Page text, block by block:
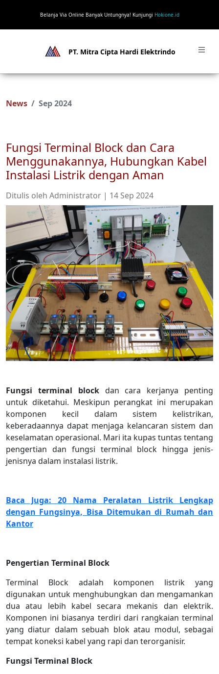
Belanja Via Online Banyak Untungnya! Kunjungi Hokione.id
PT. Mitra Cipta Hardi Elektrindo
News Sep 2024
Fungsi Terminal Block dan Cara
Menggunakannya, Hubungkan Kabel
Instalasi Listrik dengan Aman
Ditulis oleh Administrator | 14 Sep 2024
Fungsi terminal blockdan cara kerjanya penting
untuk diketahui. Meskipun perangkat ini merupakan
komponen kecil dalam sistem kelistrikan,
keberadaannya dapat menjaga kelancaran sistem dan
keselamatan operasional. Mari ita kupas tuntas tentang
pengertian dan fungsi terminal block hingga jenis-
jenisnya dalam instalasi listrik.
Baca Juga: 20 Nama Peralatan Listrik Lengkap
dengan Fungsinya, Bisa Ditemukan di Rumah dan
Kantor
Pengertian Terminal Block
Terminal Block adalah komponen listrik yang
digunakan untuk menghubungkan dan mengamankan
dua atau lebih kabel secara mekanis dan elektrik.
Komponen ini biasanya terdiri dari rangkaian terminal
yang diatur dalam sebuah blok atau modul, sebagai
tempat koneksi kabel yang rapi dan terorganisir.
Fungsi Terminal Block